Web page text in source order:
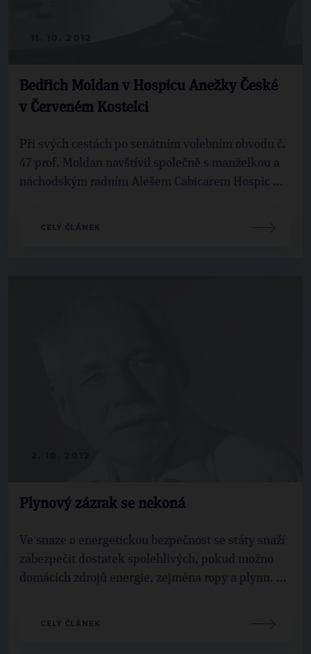
Bedřich Moldan v Hospicu Anežky České
v Červeném Kostelci
Při svých cestách po senátním volebním obvodu č.
47 prof. Moldan navštívil společně s manželkou a
náchodským radním Alešem Cabicarem Hospic ...
CELÝ ČLÁNEK
Plynový zázrak se nekoná
Ve snaze o energetickou bezpečnost se státy snaží
zabezpečit dostatek spolehlivých, pokud možno
domácích zdrojů energie, zejména ropy a plynu. ...
CELÝ ČLÁNEK